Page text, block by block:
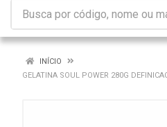
INÍCIO
GELATINA SOUL POWER 280G